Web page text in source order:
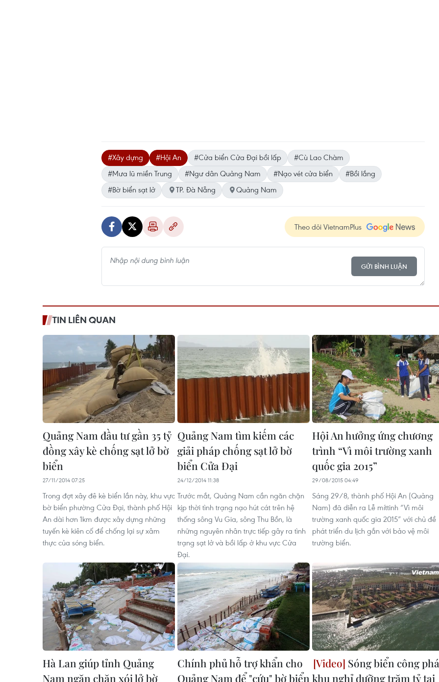
#Xây dựng #Hội An #Cửa biển Cửa Đại bồi lấp
#Cù Lao Chàm
#Mưa lũ miền Trung
#Ngư dân Quảng Nam #Nạo vét cửa biển
#Bồi lắng
#Bờ biển sạt lở
TP. Đà Nẵng Quảng Nam
Theo dõi VietnamPlus
GỬI BÌNH LUẬN
TIN LIÊN QUAN
Quảng Nam đầu tư gần 35 tỷ
đồng xây kè chống sạt lở bờ
biển
27/11/2014 07:25
Trong đợt xây đê kè biển lần này, khu vực
bờ biển phường Cửa Đại, thành phố Hội
An dài hơn 1km được xây dựng những
tuyến kè kiên cố để chống lại sự xâm
thực của sóng biển.
Quảng Nam tìm kiếm các
giải pháp chống sạt lở bờ
biển Cửa Đại
24/12/2014 11:38
Trước mắt, Quảng Nam cần ngăn chặn
kịp thời tình trạng nạo hút cát trên hệ
thống sông Vu Gia, sông Thu Bồn, là
những nguyên nhân trực tiếp gây ra tình
trạng sạt lở và bồi lấp ở khu vực Cửa
Đại.
Hội An hưởng ứng chương
trình “Vì môi trường xanh
quốc gia 2015”
29/08/2015 04:49
Sáng 29/8, thành phố Hội An (Quảng
Nam) đã diễn ra Lễ míttinh “Vì môi
trường xanh quốc gia 2015” với chủ đề
phát triển du lịch gắn với bảo vệ môi
trường biển.
Hà Lan giúp tỉnh Quảng
Nam ngăn chặn xói lở bờ
Chính phủ hỗ trợ khẩn cho
Quảng Nam để "cứu" bờ biển
Sóng biển công phá
khu nghỉ dưỡng trăm tỷ tại